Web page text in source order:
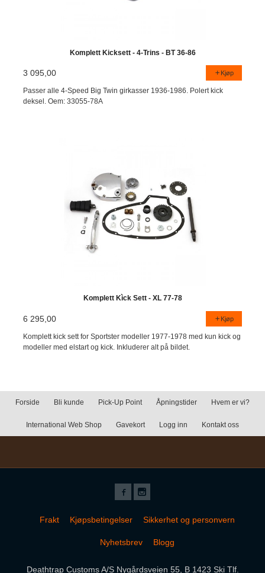
Komplett Kicksett - 4-Trins - BT 36-86
3 095,00 Kjøp
Passer alle 4-Speed Big Twin girkasser 1936-1986. Polert kick
deksel. Oem: 33055-78A
Komplett Kìck Sett - XL 77-78
6 295,00 Kjøp
Komplett kick sett for Sportster modeller 1977-1978 med kun kick og
modeller med elstart og kick. Inkluderer alt på bildet.
Forside Bli kunde Pick-Up Point Åpningstider Hvem er vi?
International Web Shop Gavekort Logg inn Kontakt oss
Frakt Kjøpsbetingelser Sikkerhet og personvern
Nyhetsbrev Blogg
Deathtrap Customs A/S Nygårdsveien 55, B 1423 Ski Tlf.